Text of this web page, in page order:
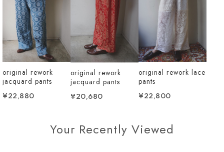
original rework
jacquard pants
¥22,880
original rework
jacquard pants
¥20,680
original rework lace
pants
¥22,800
Your Recently Viewed